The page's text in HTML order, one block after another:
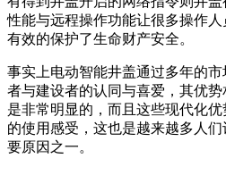
性能与远程操作功能让很多操作
有效的保护了生命财产安全。
事实上电动智能井盖通过多年的
者与建设者的认同与喜爱，其优
是非常明显的，而且这些现代化
的使用感受，这也是越来越多人
要原因之一。